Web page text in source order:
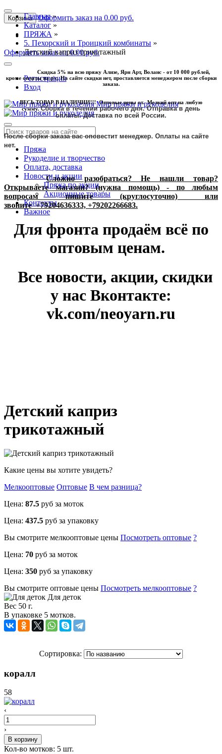
Корзина Оформить заказ на 0.00 руб.
Оформить заказ на 0.00 руб.
Регистрация
Вход
Мир пряжи и рукоделия
Пряжа
Рукоделие и творчество
Оплата, доставка
Новости и акции
Пряжа по акции
Акционные товары
Контакты
Важное
Главная »
Каталог »
ПРЯЖА »
5. Пехорский и Троицкий комбинаты »
Детский каприз трикотажный
Скидка 5% на всю пряжу Ализе, Ярн Арт, Воланс - от 10 000 рублей,
кроме оплаты на р\с. На сайте скидки нет, проставляется менеджером после сборки
заказа.
ВЕСЬ ТОВАР В НАЛИЧИИ!!! Оптовые цены от. Мелкий опт на любую
сумму.Сборка в течении рабочего дня. Отправка в день
оплаты.Доставка по всей России.
После сборки заказа вас оповестит менеджер. Оплаты на сайте
нет.
Сложно разобраться? Не нашли товар?
Открываете магазин? (нужна помощь) - по любым
вопросам пишите (круглосуточно) или
звоните+79204636333, +79202266683.
Для фронта продаём всё по
оптовым ценам.
Все новости, акции, скидки
у нас Вконтакте:
vk.com/neoyarn.ru
Детский каприз
трикотажный
Какие цены вы хотите увидеть?
Мелкооптовые Оптовые В чем разница?
Цена: 87.5 руб за моток
Цена: 437.5 руб за упаковку
Вы смотрите мелкооптовые цены Посмотреть оптовые ?
Цена: 70 руб за моток
Цена: 350 руб за упаковку
Вы смотрите оптовые цены Посмотреть мелкооптовые ?
Для деток
Вес 50 г.
В упаковке 5 мотков.
Сортировка:
коралл
58
‹
›
В корзину
Кол-во мотков: 5 шт.